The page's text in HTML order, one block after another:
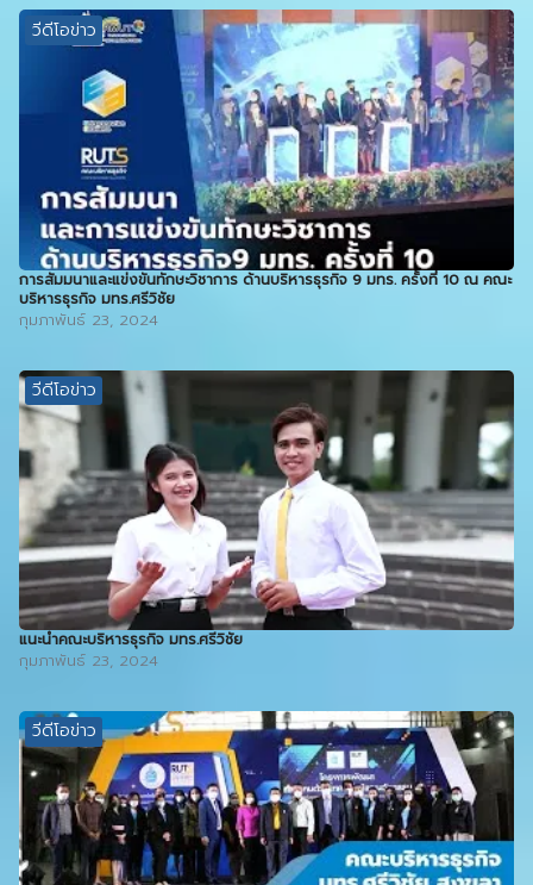
วีดีโอข่าว
การสัมมนาและแข่งขันทักษะวิชาการ ด้านบริหารธุรกิจ 9 มทร. ครั้งที่ 10 ณ คณะ
บริหารธุรกิจ มทร.ศรีวิชัย
กุมภาพันธ์ 23, 2024
วีดีโอข่าว
แนะนำคณะบริหารธุรกิจ มทร.ศรีวิชัย
กุมภาพันธ์ 23, 2024
วีดีโอข่าว